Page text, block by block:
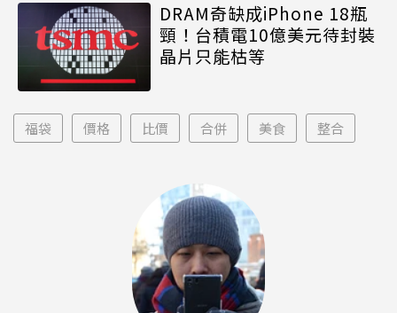
DRAM奇缺成iPhone 18瓶
頸！台積電10億美元待封裝
晶片只能枯等
福袋 價格 比價 合併 美食 整合